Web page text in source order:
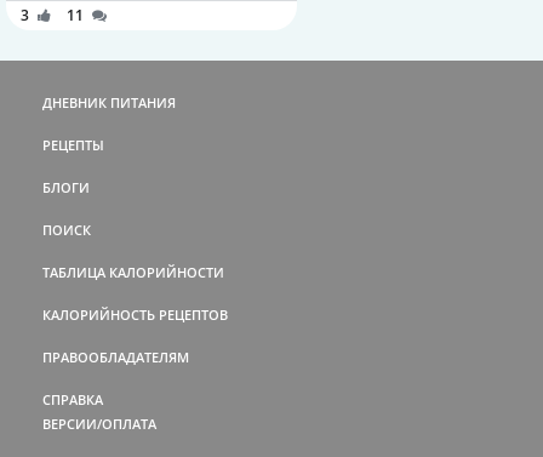
3 11
ДНЕВНИК ПИТАНИЯ
РЕЦЕПТЫ
БЛОГИ
ПОИСК
ТАБЛИЦА КАЛОРИЙНОСТИ
КАЛОРИЙНОСТЬ РЕЦЕПТОВ
ПРАВООБЛАДАТЕЛЯМ
СПРАВКА
ВЕРСИИ/ОПЛАТА